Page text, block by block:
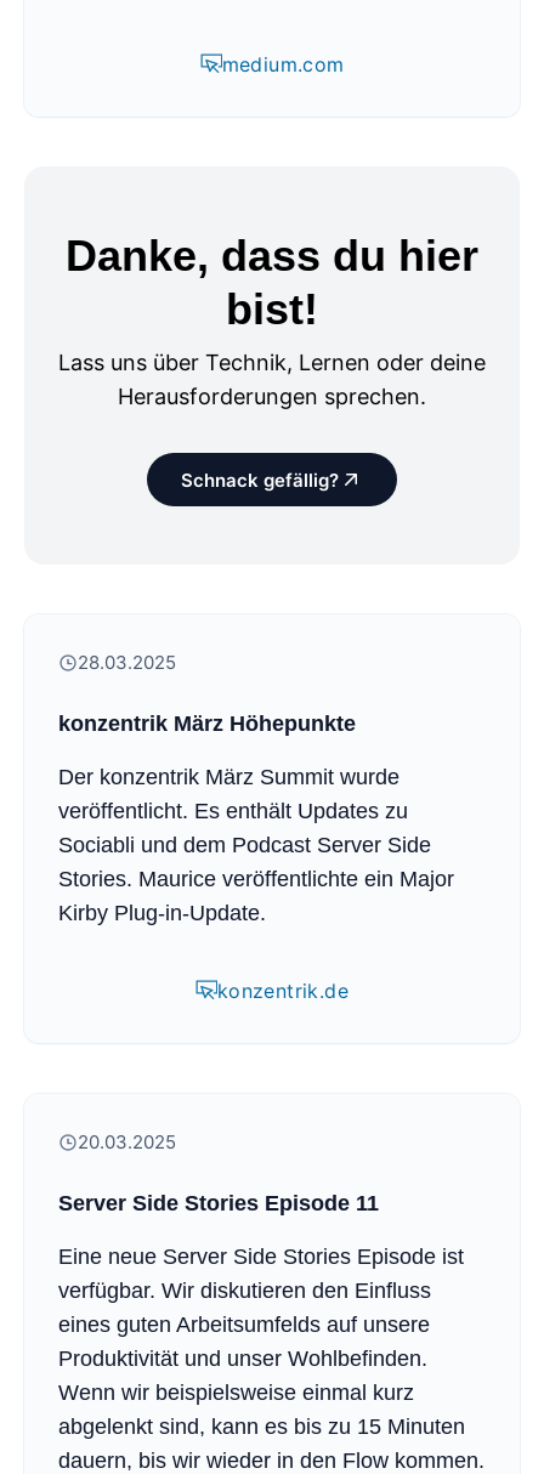
medium.com
Danke, dass du hier
bist!
Lass uns über Technik, Lernen oder deine
Herausforderungen sprechen.
Schnack gefällig?
28.03.2025
konzentrik März Höhepunkte
Der konzentrik März Summit wurde
veröffentlicht. Es enthält Updates zu
Sociabli und dem Podcast Server Side
Stories. Maurice veröffentlichte ein Major
Kirby Plug-in-Update.
konzentrik.de
20.03.2025
Server Side Stories Episode 11
Eine neue Server Side Stories Episode ist
verfügbar. Wir diskutieren den Einfluss
eines guten Arbeitsumfelds auf unsere
Produktivität und unser Wohlbefinden.
Wenn wir beispielsweise einmal kurz
abgelenkt sind, kann es bis zu 15 Minuten
dauern, bis wir wieder in den Flow kommen.